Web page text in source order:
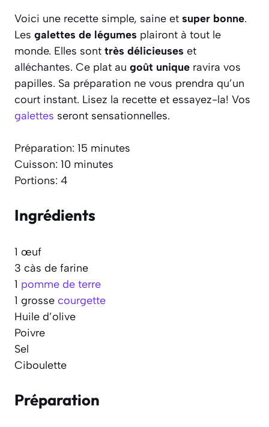
Voici une recette simple, saine et super bonne.
Les galettes de légumes plairont à tout le
monde. Elles sont très délicieuses et
alléchantes. Ce plat au goût unique ravira vos
papilles. Sa préparation ne vous prendra qu’un
court instant. Lisez la recette et essayez-la! Vos
galettes seront sensationnelles.
Préparation: 15 minutes
Cuisson: 10 minutes
Portions: 4
Ingrédients
1 œuf
3 càs de farine
1 pomme de terre
1 grosse courgette
Huile d’olive
Poivre
Sel
Ciboulette
Préparation